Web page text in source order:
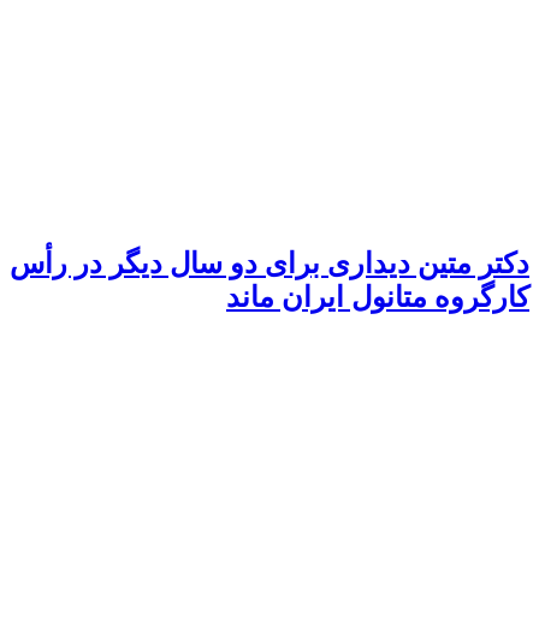
دکتر متین دیداری برای دو سال دیگر در رأس
کارگروه متانول ایران ماند